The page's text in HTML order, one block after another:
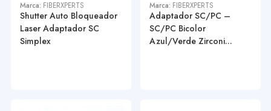
Marca: FIBERXPERTS
Shutter Auto Bloqueador
Laser Adaptador SC
Simplex
Marca: FIBERXPERTS
Adaptador SC/PC –
SC/PC Bicolor
Azul/Verde Zirconi...